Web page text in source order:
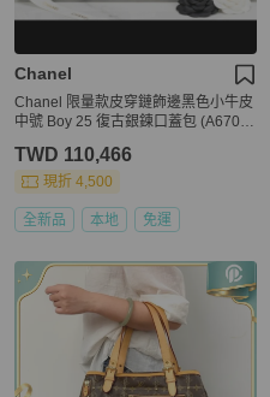
Chanel
Chanel 限量款皮穿鏈飾邊黑色小牛皮
中號 Boy 25 復古銀鍊口蓋包 (A6708
TWD 110,466
現折 4,500
全新品 本地 免運